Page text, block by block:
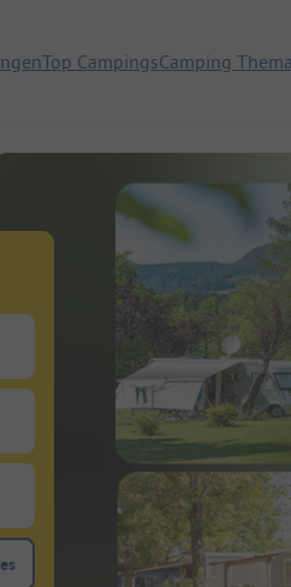
Top CampingsCamping
zoeken naar staanplaatsen
filterknop huuraccommodaties om te